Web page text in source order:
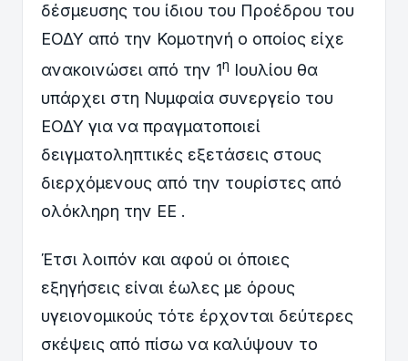
δέσμευσης του ίδιου του Προέδρου του
ΕΟΔΥ από την Κομοτηνή ο οποίος είχε
ανακοινώσει από την 1η Ιουλίου θα
υπάρχει στη Νυμφαία συνεργείο του
ΕΟΔΥ για να πραγματοποιεί
δειγματοληπτικές εξετάσεις στους
διερχόμενους από την τουρίστες από
ολόκληρη την ΕΕ .
Έτσι λοιπόν και αφού οι όποιες
εξηγήσεις είναι έωλες με όρους
υγειονομικούς τότε έρχονται δεύτερες
σκέψεις από πίσω να καλύψουν το